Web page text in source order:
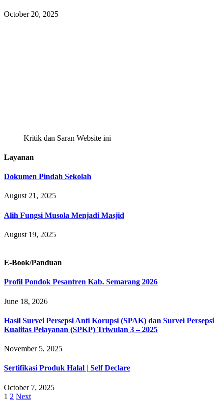
October 20, 2025
Kritik dan Saran Website ini
Layanan
Dokumen Pindah Sekolah
August 21, 2025
Alih Fungsi Musola Menjadi Masjid
August 19, 2025
E-Book/Panduan
Profil Pondok Pesantren Kab. Semarang 2026
June 18, 2026
Hasil Survei Persepsi Anti Korupsi (SPAK) dan Survei Persepsi
Kualitas Pelayanan (SPKP) Triwulan 3 – 2025
November 5, 2025
Sertifikasi Produk Halal | Self Declare
October 7, 2025
1 2 Next